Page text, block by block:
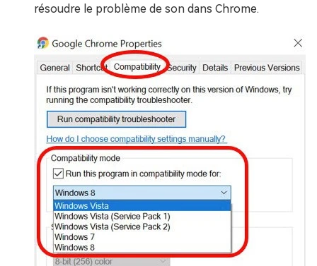
résoudre le problème de son dans Chrome.